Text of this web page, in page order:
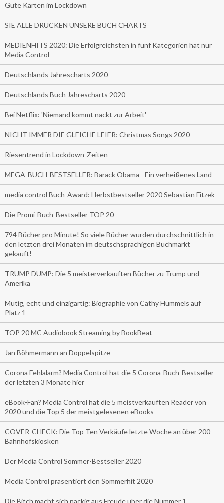
Gute Karten im Lockdown
SIE ALLE DRUCKEN UNSERE BUCH CHARTS
MEDIENHITS 2020: Die Erfolgreichsten in fünf Kategorien hat nur
Media Control
Deutschlands Jahrescharts 2020
Deutschlands Buch Jahrescharts 2020
Bei Netflix: 'Niemand kommt nackt zur Arbeit'
NICHT IMMER DIE GLEICHE LEIER: Christmas Songs 2020
Riesentrend in Lockdown-Zeiten
MEGA-BUCH-BESTSELLER: Barack Obama - Ein verheißenes Land
media control Buch-Award: Herbstbestseller 2020 Sebastian Fitzek
Die Promi-Buch-Bestseller TOP 20
794 Bücher pro Minute! So viele Bücher wurden durchschnittlich in
den letzten drei Monaten im deutschsprachigen Buchmarkt
gekauft!
TRUMP DUMP: Die 5 meisterverkauften Bücher zu Trump und
Amerika
Mutig, echt und einzigartig: Biographie von Cathy Hummels auf
Platz 1
TOP 20 MC Audiobook Streaming by BookBeat
Jan Böhmermann an Doppelspitze
Corona Fehlalarm? Media Control hat die 5 Corona-Buch-Bestseller
der letzten 3 Monate hier
eBook-Fan? Media Control hat die 5 meistverkauften Reader von
2020 und die Top 5 der meistgelesenen eBooks
COVER-CHECK: Die Top Ten Verkäufe letzte Woche an über 200
Bahnhofskiosken
Der Media Control Sommer-Bestseller 2020
Media Control präsentiert den Sommerhit 2020
Die Bitch macht sich nackig aus Freude über die Nummer 1